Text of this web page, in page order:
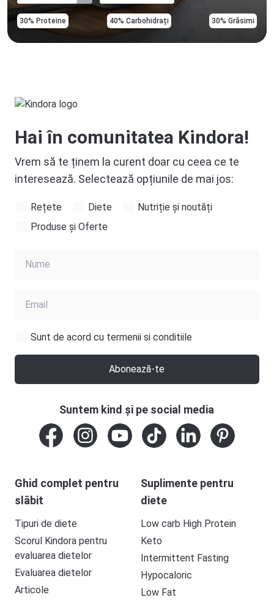
30% Proteine 40% Carbohidrați 30% Grăsimi
Hai în comunitatea Kindora!
Vrem să te ținem la curent doar cu ceea ce te
interesează. Selectează opțiunile de mai jos:
Rețete Diete
Nutriție și noutăți
Produse și Oferte
Sunt de acord cu termenii si conditiile
Abonează-te
Ghid complet pentru
slăbit
Tipuri de diete
Scorul Kindora pentru
evaluarea dietelor
Evaluarea dietelor
Articole
Suplimente pentru
diete
Low carb High Protein
Keto
Intermittent Fasting
Hypocaloric
Low Fat
Suntem kind și pe social media